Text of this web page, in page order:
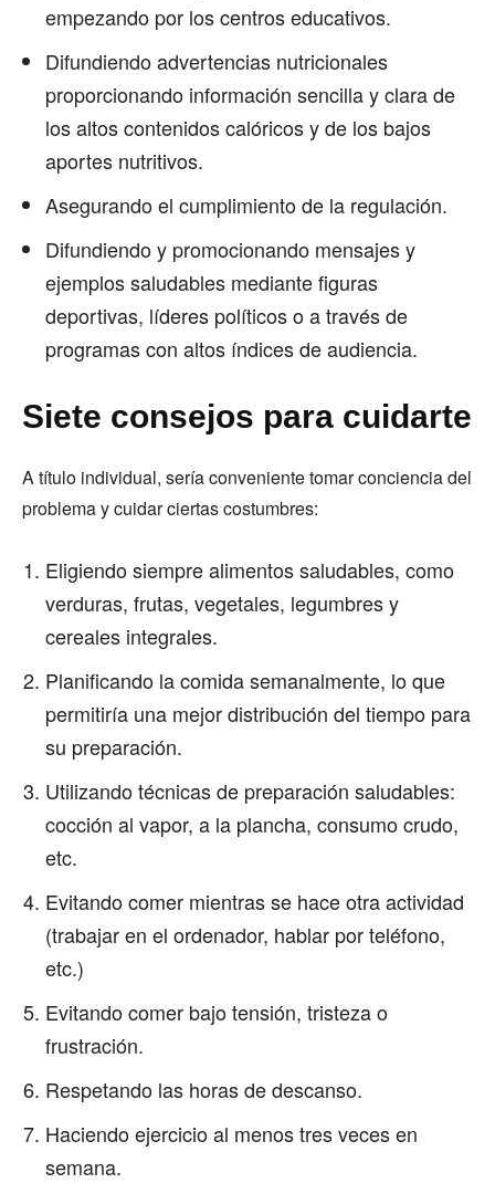
empezando por los centros educativos.
Difundiendo advertencias nutricionales
proporcionando información sencilla y clara de
los altos contenidos calóricos y de los bajos
aportes nutritivos.
Asegurando el cumplimiento de la regulación.
Difundiendo y promocionando mensajes y
ejemplos saludables mediante figuras
deportivas, líderes políticos o a través de
programas con altos índices de audiencia.
Siete consejos para cuidarte
A título individual, sería conveniente tomar conciencia del
problema y cuidar ciertas costumbres:
Eligiendo siempre alimentos saludables, como
verduras, frutas, vegetales, legumbres y
cereales integrales.
Planificando la comida semanalmente, lo que
permitiría una mejor distribución del tiempo para
su preparación.
Utilizando técnicas de preparación saludables:
cocción al vapor, a la plancha, consumo crudo,
etc.
Evitando comer mientras se hace otra actividad
(trabajar en el ordenador, hablar por teléfono,
etc.)
Evitando comer bajo tensión, tristeza o
frustración.
Respetando las horas de descanso.
Haciendo ejercicio al menos tres veces en
semana.